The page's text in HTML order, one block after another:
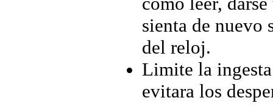
sienta de nuevo
del reloj.
Limite la
evitara los